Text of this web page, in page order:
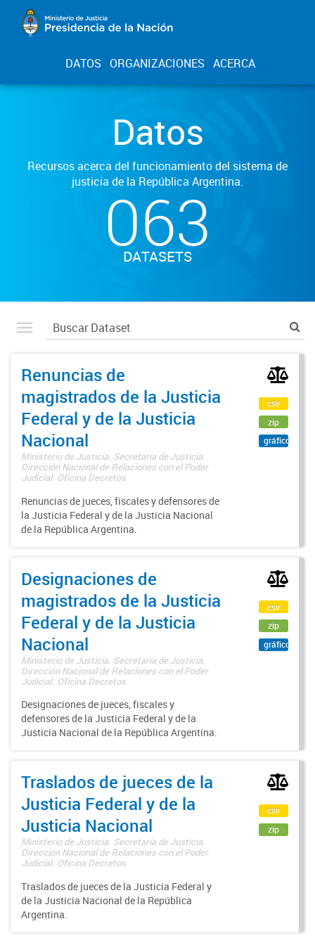
DATOS ORGANIZACIONES ACERCA
Datos
Recursos acerca del funcionamiento del sistema de
justicia de la República Argentina.
063
DATASETS
Renuncias de
magistrados de la Justicia
Federal y de la Justicia
Nacional
Ministerio de Justicia. Secretaría de Justicia.
Dirección Nacional de Relaciones con el Poder
Judicial. Oficina Decretos
Renuncias de jueces, fiscales y defensores de
la Justicia Federal y de la Justicia Nacional
de la República Argentina.
csv
zip
gráfico
Designaciones de
magistrados de la Justicia
Federal y de la Justicia
Nacional
Ministerio de Justicia. Secretaría de Justicia.
Dirección Nacional de Relaciones con el Poder
Judicial. Oficina Decretos
Designaciones de jueces, fiscales y
defensores de la Justicia Federal y de la
Justicia Nacional de la República Argentina.
csv
zip
gráfico
Traslados de jueces de la
Justicia Federal y de la
Justicia Nacional
Ministerio de Justicia. Secretaría de Justicia.
Dirección Nacional de Relaciones con el Poder
Judicial. Oficina Decretos
Traslados de jueces de la Justicia Federal y
de la Justicia Nacional de la República
Argentina.
csv
zip